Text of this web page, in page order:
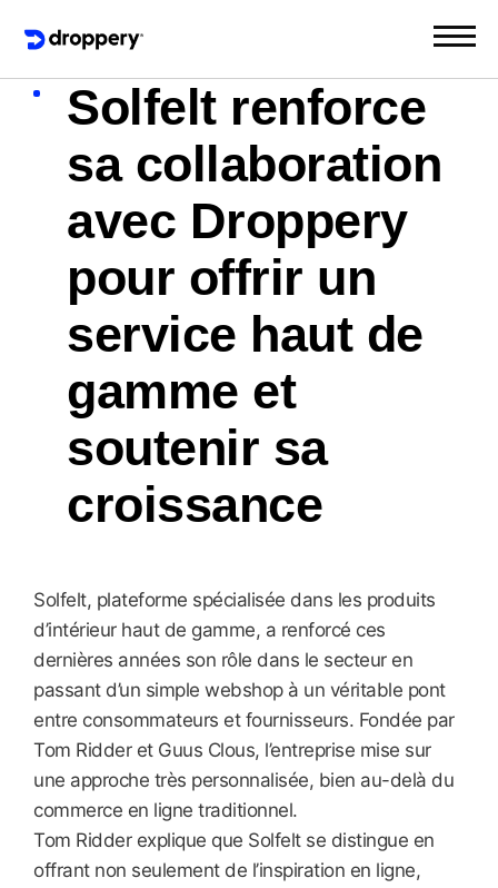
Solfelt renforce
sa collaboration
avec Droppery
pour offrir un
service haut de
gamme et
soutenir sa
croissance
Solfelt, plateforme spécialisée dans les produits
d’intérieur haut de gamme, a renforcé ces
dernières années son rôle dans le secteur en
passant d’un simple webshop à un véritable pont
entre consommateurs et fournisseurs. Fondée par
Tom Ridder et Guus Clous, l’entreprise mise sur
une approche très personnalisée, bien au-delà du
commerce en ligne traditionnel.
Tom Ridder explique que Solfelt se distingue en
offrant non seulement de l’inspiration en ligne,